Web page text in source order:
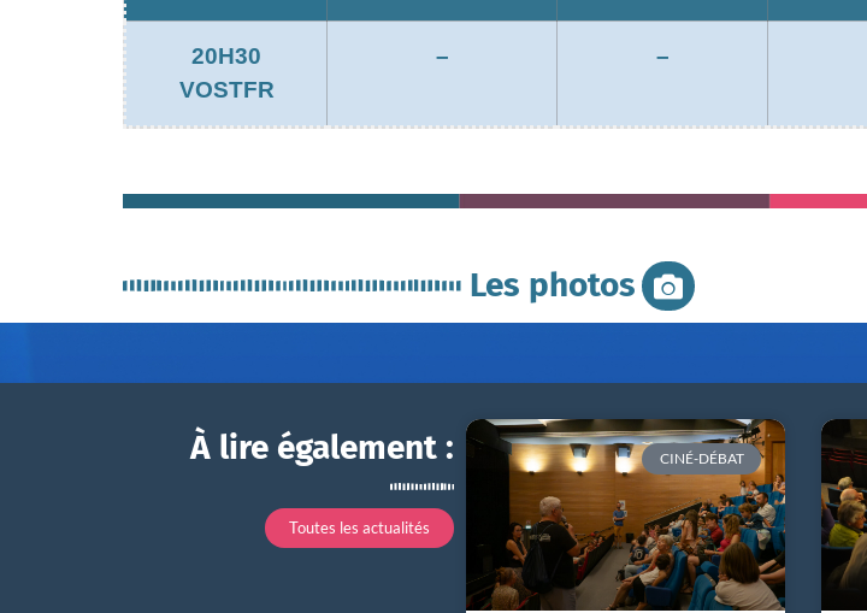
20H30
VOSTFR
– –
Les photos
À lire également :
Toutes les actualités
CINÉ-DÉBAT